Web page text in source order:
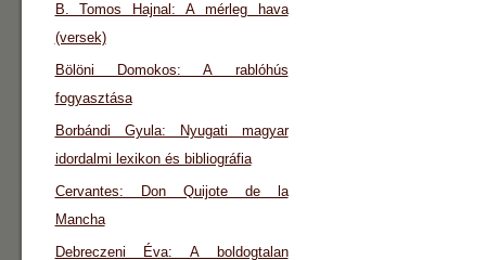
B. Tomos Hajnal: A mérleg hava
(versek)
Bölöni Domokos: A rablóhús
fogyasztása
Borbándi Gyula: Nyugati magyar
idordalmi lexikon és bibliográfia
Cervantes: Don Quijote de la
Mancha
Debreczeni Éva: A boldogtalan